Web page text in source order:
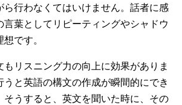
ら行わなくてはいけません。話者に感
言葉としてリピーティングやシャドウ
です。
リスニング力の向上に効果がありま
と英語の構文の作成が瞬間的にでき
そうすると、英文を聞いた時に、その